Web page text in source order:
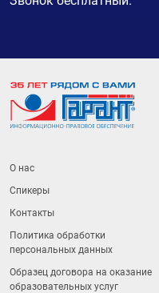
О нас
Спикеры
Контакты
Политика обработки
персональных данных
Образец договора на оказание
образовательных услуг